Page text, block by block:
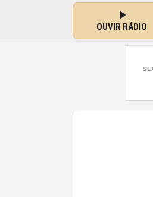
OUVIR RÁDIO
com JAHUZINHO das 00:00 às 04:00